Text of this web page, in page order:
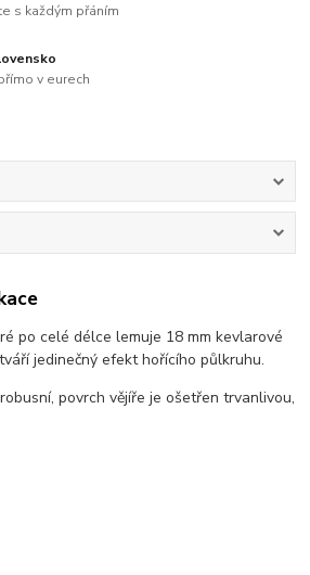
s každým přáním
v eurech
po celé délce lemuje 18 mm kevlarové
jedinečný efekt hořícího půlkruhu.
povrch vějíře je ošetřen trvanlivou,